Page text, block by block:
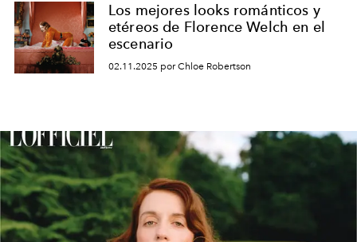
Los mejores looks románticos y
etéreos de Florence Welch en el
escenario
02.11.2025 por Chloe Robertson